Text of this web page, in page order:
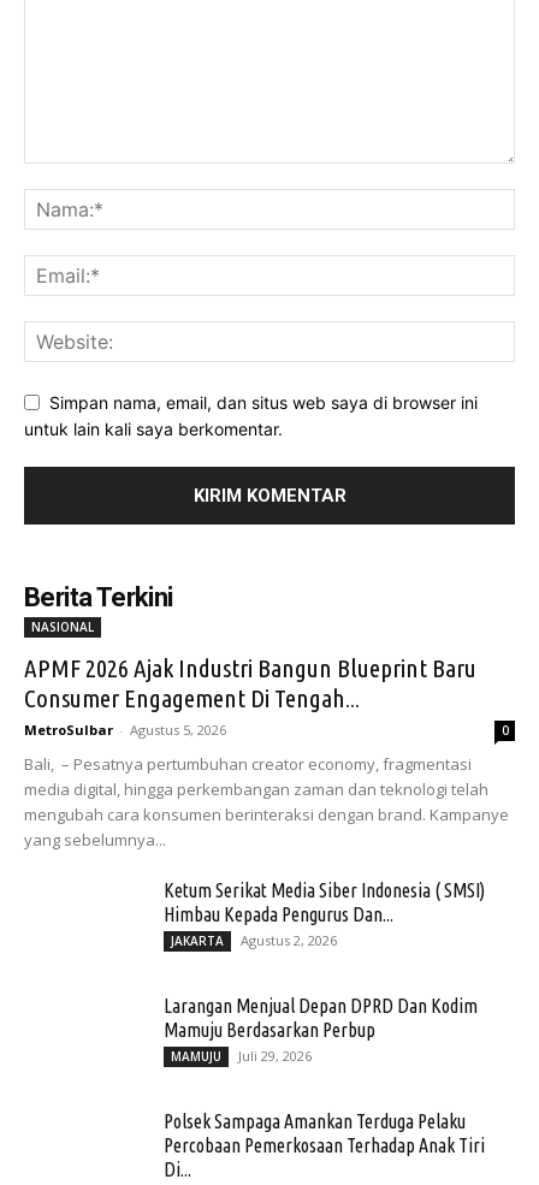
Simpan nama, email, dan situs web saya di browser ini
untuk lain kali saya berkomentar.
Berita Terkini
NASIONAL
APMF 2026 Ajak Industri Bangun Blueprint Baru
Consumer Engagement Di Tengah...
MetroSulbar - Agustus 5, 2026 0
Bali, – Pesatnya pertumbuhan creator economy, fragmentasi
media digital, hingga perkembangan zaman dan teknologi telah
mengubah cara konsumen berinteraksi dengan brand. Kampanye
yang sebelumnya...
Ketum Serikat Media Siber Indonesia ( SMSI)
Himbau Kepada Pengurus Dan...
JAKARTA Agustus 2, 2026
Larangan Menjual Depan DPRD Dan Kodim
Mamuju Berdasarkan Perbup
MAMUJU Juli 29, 2026
Polsek Sampaga Amankan Terduga Pelaku
Percobaan Pemerkosaan Terhadap Anak Tiri
Di...